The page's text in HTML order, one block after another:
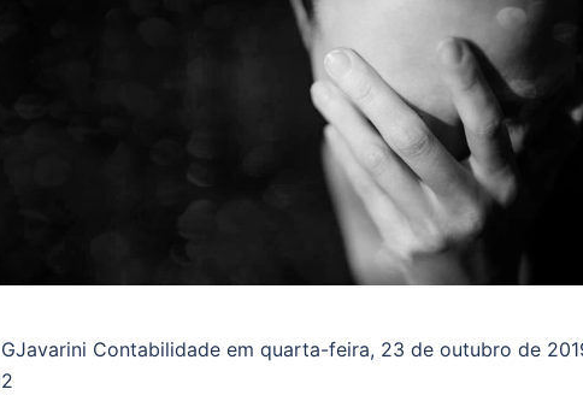
Contabilidade em quarta-feira, 23 de outubro de